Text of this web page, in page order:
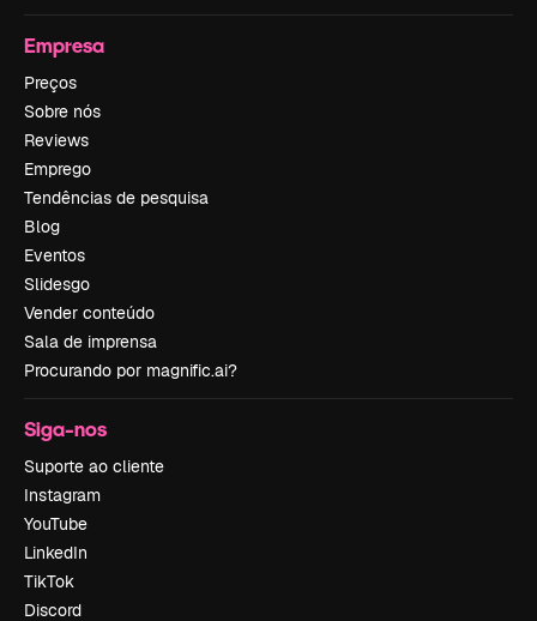
Empresa
Preços
Sobre nós
Reviews
Emprego
Tendências de pesquisa
Blog
Eventos
Slidesgo
Vender conteúdo
Sala de imprensa
Procurando por magnific.ai?
Siga-nos
Suporte ao cliente
Instagram
YouTube
LinkedIn
TikTok
Discord